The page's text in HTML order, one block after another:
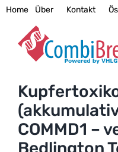
Zum
springen
Home Über Kontakt
COMMD1 –